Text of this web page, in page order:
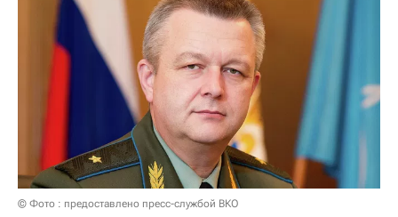
© Фото : предоставлено пресс-службой ВКО